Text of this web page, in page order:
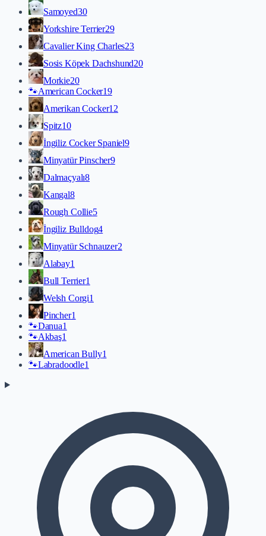
Samoyed30
Yorkshire Terrier29
Cavalier King Charles23
Sosis Köpek Dachshund20
Morkie20
🐾American Cocker19
Amerikan Cocker12
Spitz10
İngiliz Cocker Spaniel9
Minyatür Pinscher9
Dalmaçyalı8
Kangal8
Rough Collie5
İngiliz Bulldog4
Minyatür Schnauzer2
Alabay1
Bull Terrier1
Welsh Corgi1
Pincher1
🐾Danua1
🐾Akbaş1
American Bully1
🐾Labradoodle1